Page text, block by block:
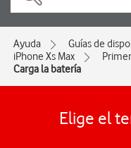
Ayuda Guías de
iPhone Xs Max
Carga la batería
Elige el